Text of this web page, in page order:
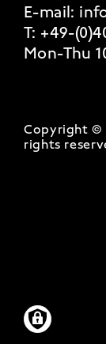
E-mail:
T: +49-
Mon-Thu
Copyright ©
rights